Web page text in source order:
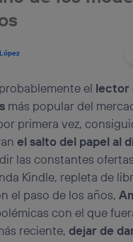
el lector
más popular del
primera vez,
el salto del papel al
las constantes
Kindle, repleta de
el paso de los años,
con el que
reciente,dejar de